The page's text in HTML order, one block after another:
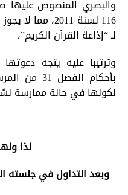
116 لسنة 2011،
لـ “إذاعة القرآن الكريم”،
وترتيبا عليه يتجه
لكونها في حالة ممارسة
لذا
وبعد التداول في جلسته المنعقدة